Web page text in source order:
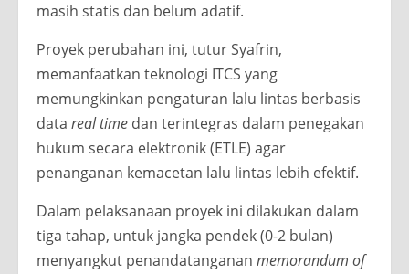
masih statis dan belum adatif.
Proyek perubahan ini, tutur Syafrin,
memanfaatkan teknologi ITCS yang
memungkinkan pengaturan lalu lintas berbasis
data real time dan terintegras dalam penegakan
hukum secara elektronik (ETLE) agar
penanganan kemacetan lalu lintas lebih efektif.
Dalam pelaksanaan proyek ini dilakukan dalam
tiga tahap, untuk jangka pendek (0-2 bulan)
menyangkut penandatanganan memorandum of